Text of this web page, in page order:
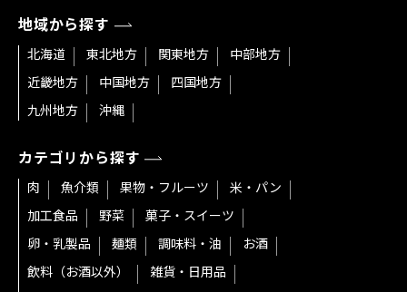
地域から探す
北海道 東北地方 関東地方
中部地方
近畿地方
中国地方
四国地方
九州地方
沖縄
カテゴリから探す
肉 魚介類 果物・フルーツ
米・パン
加工食品
野菜
菓子・スイーツ
卵・乳製品
麺類 調味料・油
お酒
飲料（お酒以外）
雑貨・日用品